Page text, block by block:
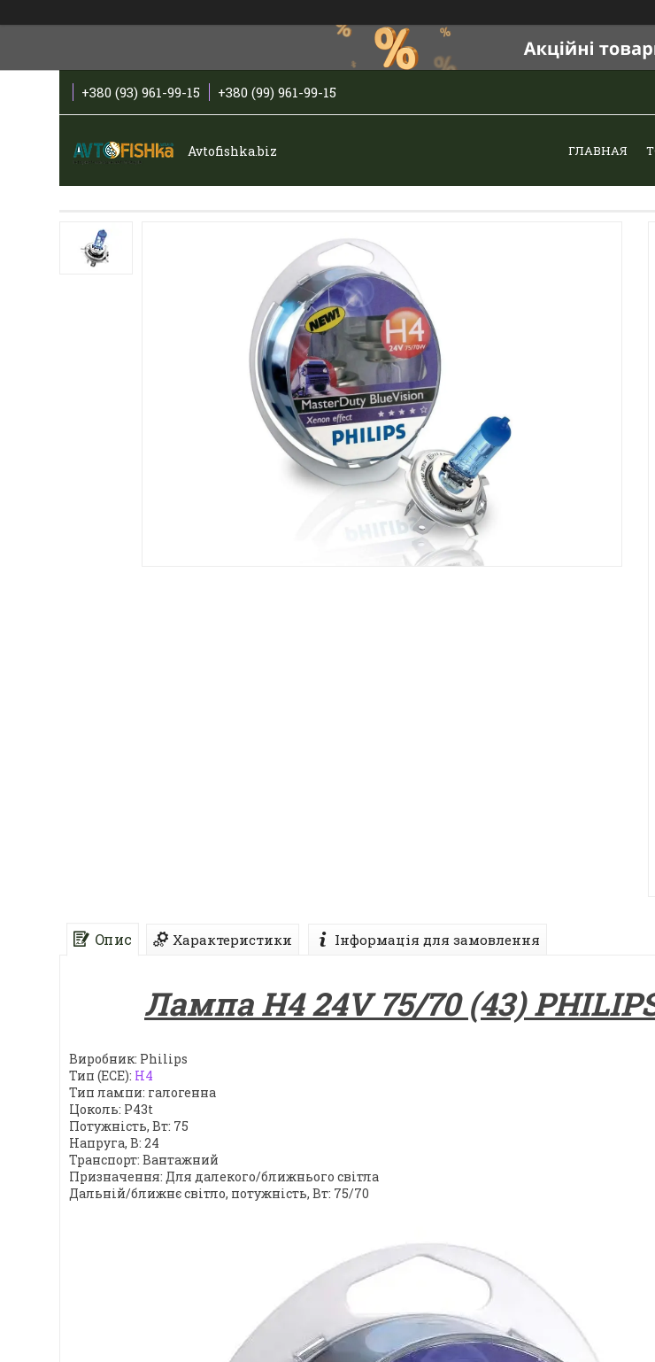
+380 (93) 961-99-15 +380 (99) 961-99-15
Avtofishka.biz ГЛАВНАЯ
Опис Характеристики Інформація для замовлення
Лампа Н4 24V 75/70 (43)
Виробник: Philips
Тип (ECE): H4
Тип лампи: галогенна
Цоколь: P43t
Потужність, Вт: 75
Напруга, В: 24
Транспорт: Вантажний
Призначення: Для далекого/ближнього світла
Дальній/ближнє світло, потужність, Вт: 75/70